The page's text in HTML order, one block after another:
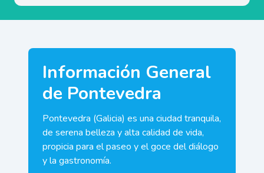
Información General
de Pontevedra
Pontevedra (Galicia) es una ciudad tranquila,
de serena belleza y alta calidad de vida,
propicia para el paseo y el goce del diálogo
y la gastronomía.